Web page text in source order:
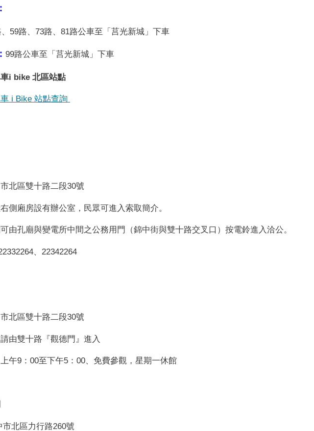
、59路、73路、81路公車至「莒光新城」下車
99路公車至「莒光新城」下車
i bike 北區站點
i Bike 站點查詢
北區雙十路二段30號
側廂房設有辦公室，民眾可進入索取簡介。
由孔廟與變電所中間之公務用門（錦中街與雙十路交叉口）按電鈴進入洽公。
、22342264
北區雙十路二段30號
由雙十路『觀德門』進入
午9：00至下午5：00、免費參觀，星期一休館
市北區力行路260號